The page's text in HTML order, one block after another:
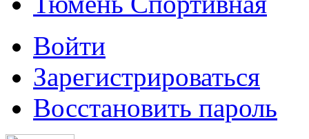
Войти
Зарегистрироваться
Восстановить пароль